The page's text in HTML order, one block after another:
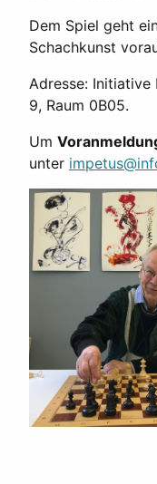
Dem Spiel geht
Schachkunst
Adresse:
9, Raum 0B05.
Um
unter